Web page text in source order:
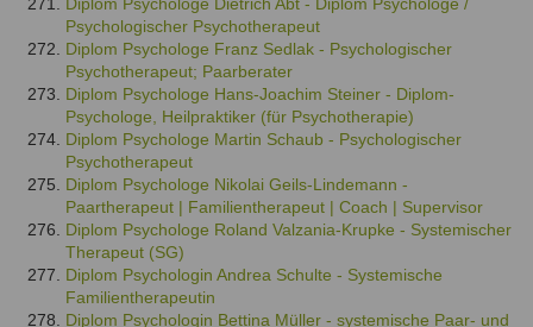
Psychologischer Psychotherapeut
Diplom Psychologe Franz Sedlak - Psychologischer
Psychotherapeut; Paarberater
Diplom Psychologe Hans-Joachim Steiner - Diplom-
Psychologe, Heilpraktiker (für Psychotherapie)
Diplom Psychologe Martin Schaub - Psychologischer
Psychotherapeut
Diplom Psychologe Nikolai Geils-Lindemann -
Paartherapeut | Familientherapeut | Coach | Supervisor
Diplom Psychologe Roland Valzania-Krupke - Systemischer
Therapeut (SG)
Diplom Psychologin Andrea Schulte - Systemische
Familientherapeutin
Diplom Psychologin Bettina Müller - systemische Paar- und